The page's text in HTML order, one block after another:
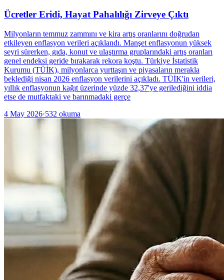
Ücretler Eridi, Hayat Pahalılığı Zirveye Çıktı
Milyonların temmuz zammını ve kira artış oranlarını doğrudan
etkileyen enflasyon verileri açıklandı. Manşet enflasyonun yüksek
seyri sürerken, gıda, konut ve ulaştırma gruplarındaki artış oranları
genel endeksi geride bırakarak rekora koştu. Türkiye İstatistik
Kurumu (TÜİK), milyonlarca yurttaşın ve piyasaların merakla
beklediği nisan 2026 enflasyon verilerini açıkladı. TÜİK'in verileri,
yıllık enflasyonun kağıt üzerinde yüzde 32,37'ye gerilediğini iddia
etse de mutfaktaki ve barınmadaki gerçe
4 May 2026·532 okuma